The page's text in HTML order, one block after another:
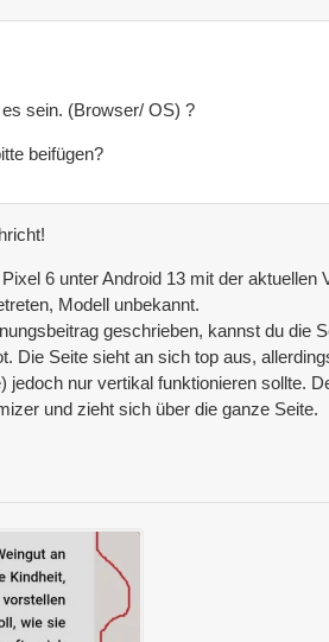
sein. (Browser/ OS) ?
beifügen?
6 unter Android 13 mit der
Modell unbekannt.
geschrieben, kannst du die
Die Seite sieht an sich top aus,
jedoch nur vertikal funktionieren sollte.
und zieht sich über die ganze Seite.